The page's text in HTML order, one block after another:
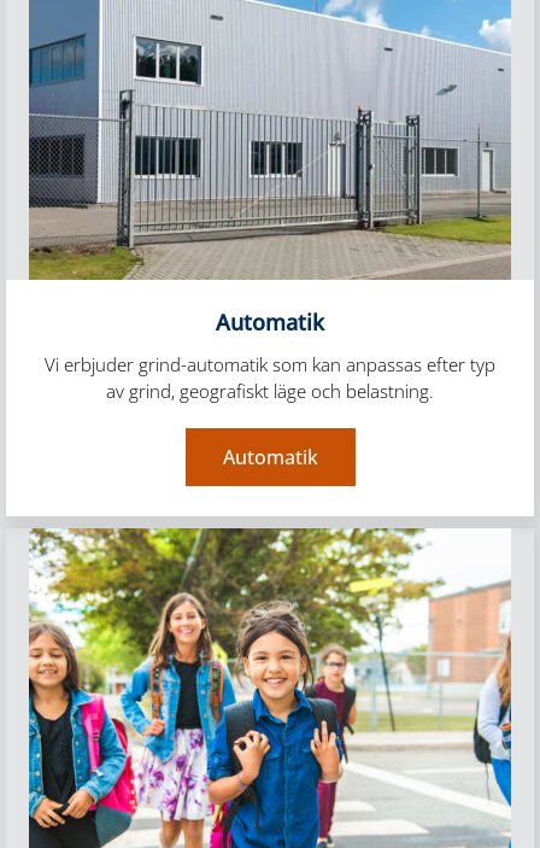
Automatik
Vi erbjuder grind-automatik som kan anpassas efter typ
av grind, geografiskt läge och belastning.
Automatik